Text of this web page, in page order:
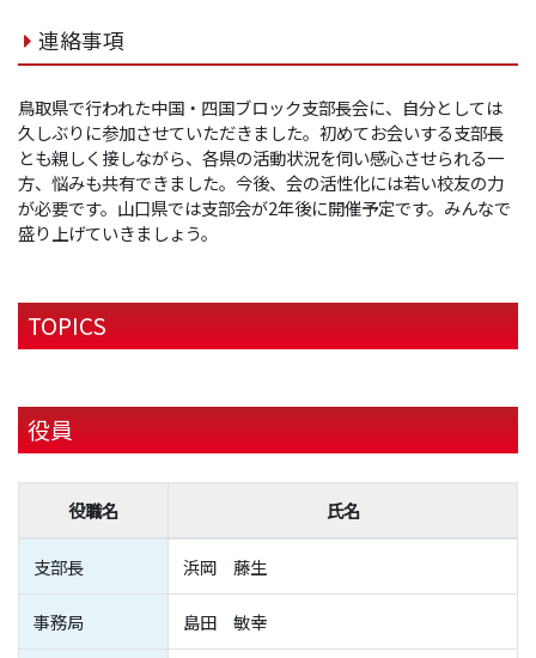
連絡事項
鳥取県で行われた中国・四国ブロック支部長会に、自分としては
久しぶりに参加させていただきました。初めてお会いする支部長
とも親しく接しながら、各県の活動状況を伺い感心させられる一
方、悩みも共有できました。今後、会の活性化には若い校友の力
が必要です。山口県では支部会が2年後に開催予定です。みんなで
盛り上げていきましょう。
TOPICS
役員
役職名 氏名
支部長 浜岡 藤生
事務局 島田 敏幸